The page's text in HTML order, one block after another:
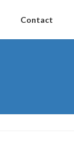
Contact